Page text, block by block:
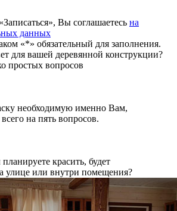
Вы соглашаетесь на
данных
«*» обязательный для заполнения.
для вашей деревянной конструкции?
простых вопросов
необходимую именно Вам,
на пять вопросов.
красить, будет
улице или внутри помещения?